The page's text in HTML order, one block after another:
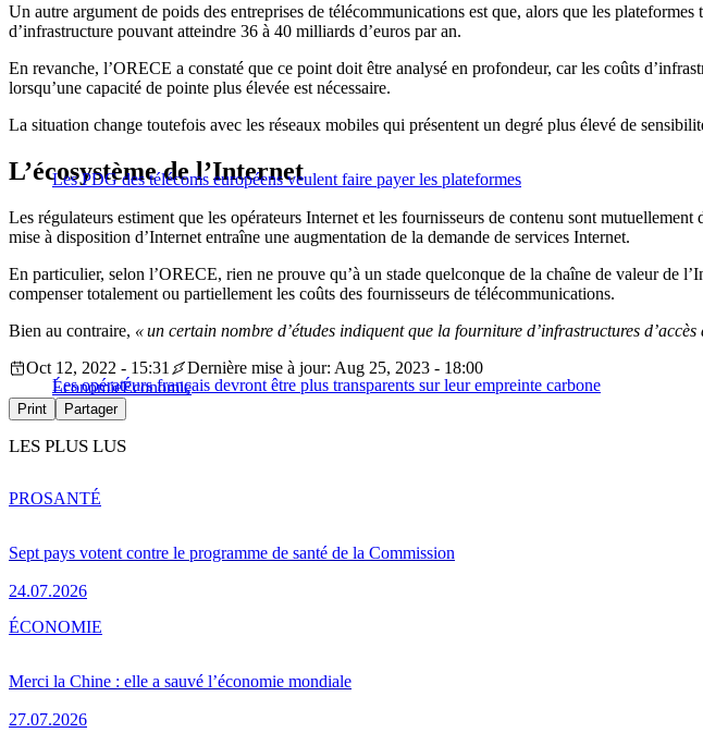
Un autre argument de poids des entreprises de télécommunications est que, alors que les
d’infrastructure pouvant atteindre 36 à 40 milliards d’euros par an.
En revanche, l’ORECE a constaté que ce point doit être analysé en profondeur, car les coûts
lorsqu’une capacité de pointe plus élevée est nécessaire.
La situation change toutefois avec les réseaux mobiles qui présentent un degré plus élevé de
Les PDG des télécoms européens veulent faire payer les plateformes
L’écosystème de l’Internet
Les régulateurs estiment que les opérateurs Internet et les fournisseurs de contenu sont
mise à disposition d’Internet entraîne une augmentation de la demande de services Internet.
En particulier, selon l’ORECE, rien ne prouve qu’à un stade quelconque de la chaîne de valeur de
compenser totalement ou partiellement les coûts des fournisseurs de télécommunications.
Bien au contraire, « un certain nombre d’études indiquent que la fourniture d’infrastructures
Les opérateurs français devront être plus transparents sur leur empreinte carbone
Oct 12, 2022 - 15:31
Dernière mise à jour: Aug 25, 2023 - 18:00
ÉconomieÉconomie
Print Partager
LES PLUS LUS
Sept pays votent contre le programme de santé de la Commission
24.07.2026
PROSANTÉ
Merci la Chine : elle a sauvé l’économie mondiale
27.07.2026
ÉCONOMIE